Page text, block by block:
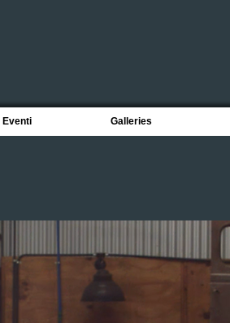
Eventi Galleries